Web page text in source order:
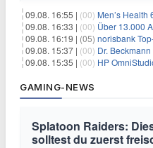
09.08. 16:55 | (00) Men’s Health 6-
09.08. 16:33 | (00) Über 13.000
09.08. 16:19 | (05) norisbank Top-
09.08. 15:37 | (00) Dr. Beckmann
09.08. 15:35 | (00) HP OmniStudio 27
GAMING-NEWS
Splatoon Raiders:
solltest du zuerst